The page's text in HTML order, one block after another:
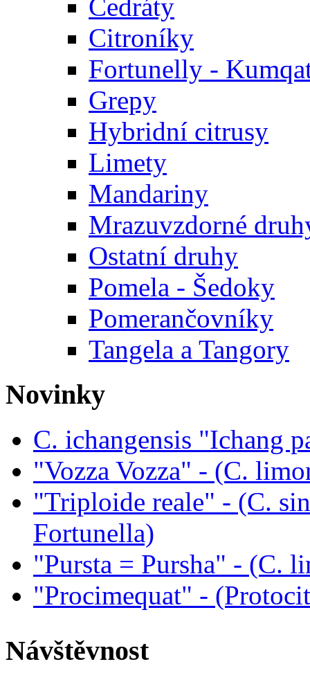
Cedráty
Citroníky
Fortunelly -
Grepy
Hybridní citrusy
Limety
Mandariny
Mrazuvzdorné
Ostatní druhy
Pomela - Šedoky
Pomerančovníky
Tangela a Tangory
Novinky
C. ichangensis "Ichang
"Vozza Vozza" - (C.
"Triploide reale" - (C.
Fortunella)
"Pursta = Pursha" - (C.
"Procimequat" -
Návštěvnost